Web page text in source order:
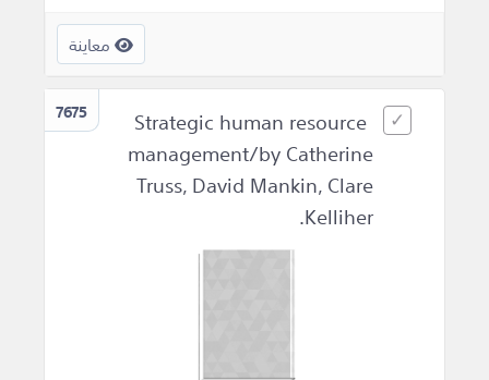
معاينة
7675
Strategic human resource
management/by Catherine
Truss, David Mankin, Clare
Kelliher.